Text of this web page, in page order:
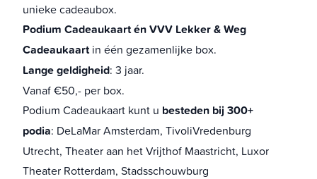
unieke cadeaubox.
Podium Cadeaukaart én VVV Lekker & Weg
Cadeaukaartin één gezamenlijke box.
Lange geldigheid: 3 jaar.
Vanaf €50,- per box.
Podium Cadeaukaart kunt u besteden bij 300+
podia: DeLaMar Amsterdam, TivoliVredenburg
Utrecht, Theater aan het Vrijthof Maastricht, Luxor
Theater Rotterdam, Stadsschouwburg